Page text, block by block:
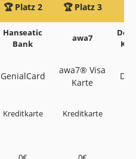
🏆 Platz 2 🏆 Platz 3
Hanseatic
Bank
awa7
GenialCard
awa7® Visa
Karte
Kreditkarte Kreditkarte